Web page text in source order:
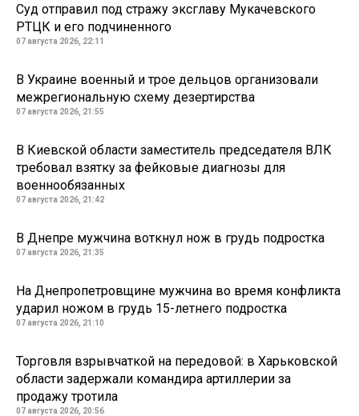
Суд отправил под стражу эксглаву Мукачевского
РТЦК и его подчиненного
07 августа 2026, 22:11
В Украине военный и трое дельцов организовали
межрегиональную схему дезертирства
07 августа 2026, 21:55
В Киевской области заместитель председателя ВЛК
требовал взятку за фейковые диагнозы для
военнообязанных
07 августа 2026, 21:42
В Днепре мужчина воткнул нож в грудь подростка
07 августа 2026, 21:35
На Днепропетровщине мужчина во время конфликта
ударил ножом в грудь 15-летнего подростка
07 августа 2026, 21:10
Торговля взрывчаткой на передовой: в Харьковской
области задержали командира артиллерии за
продажу тротила
07 августа 2026, 20:56